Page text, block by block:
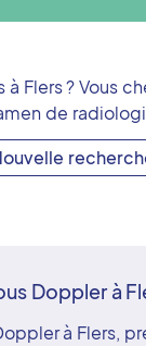
à Flers? Vous
de
Doppler à
à Flers,